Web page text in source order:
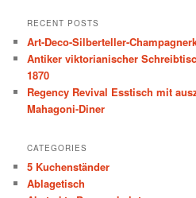
r
h
RECENT POSTS
Art-Deco-Silberteller-
Antiker viktorianischer
1870
Regency Revival Esstisch mit
Mahagoni-Diner
CATEGORIES
5 Kuchenständer
Ablagetisch